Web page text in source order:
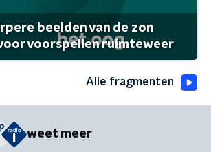
beelden van de zon
voorspellen ruimteweer
Alle fragmenten
weet meer